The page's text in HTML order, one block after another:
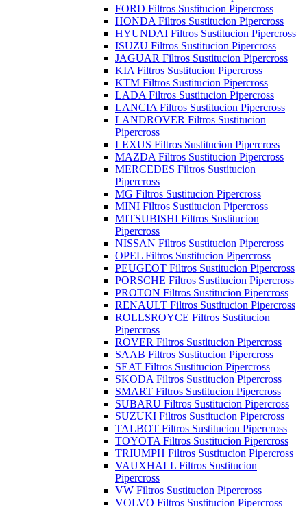
FORD Filtros Sustitucion Pipercross
HONDA Filtros Sustitucion Pipercross
HYUNDAI Filtros Sustitucion Pipercross
ISUZU Filtros Sustitucion Pipercross
JAGUAR Filtros Sustitucion Pipercross
KIA Filtros Sustitucion Pipercross
KTM Filtros Sustitucion Pipercross
LADA Filtros Sustitucion Pipercross
LANCIA Filtros Sustitucion Pipercross
LANDROVER Filtros Sustitucion
Pipercross
LEXUS Filtros Sustitucion Pipercross
MAZDA Filtros Sustitucion Pipercross
MERCEDES Filtros Sustitucion
Pipercross
MG Filtros Sustitucion Pipercross
MINI Filtros Sustitucion Pipercross
MITSUBISHI Filtros Sustitucion
Pipercross
NISSAN Filtros Sustitucion Pipercross
OPEL Filtros Sustitucion Pipercross
PEUGEOT Filtros Sustitucion Pipercross
PORSCHE Filtros Sustitucion Pipercross
PROTON Filtros Sustitucion Pipercross
RENAULT Filtros Sustitucion Pipercross
ROLLSROYCE Filtros Sustitucion
Pipercross
ROVER Filtros Sustitucion Pipercross
SAAB Filtros Sustitucion Pipercross
SEAT Filtros Sustitucion Pipercross
SKODA Filtros Sustitucion Pipercross
SMART Filtros Sustitucion Pipercross
SUBARU Filtros Sustitucion Pipercross
SUZUKI Filtros Sustitucion Pipercross
TALBOT Filtros Sustitucion Pipercross
TOYOTA Filtros Sustitucion Pipercross
TRIUMPH Filtros Sustitucion Pipercross
VAUXHALL Filtros Sustitucion
Pipercross
VW Filtros Sustitucion Pipercross
VOLVO Filtros Sustitucion Pipercross